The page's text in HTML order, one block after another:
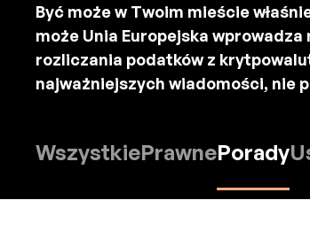
Być może w Twoim mieście
może Unia Europejska
rozliczania podatków z
najważniejszych wiadomości, nie
WszystkiePrawnePorady